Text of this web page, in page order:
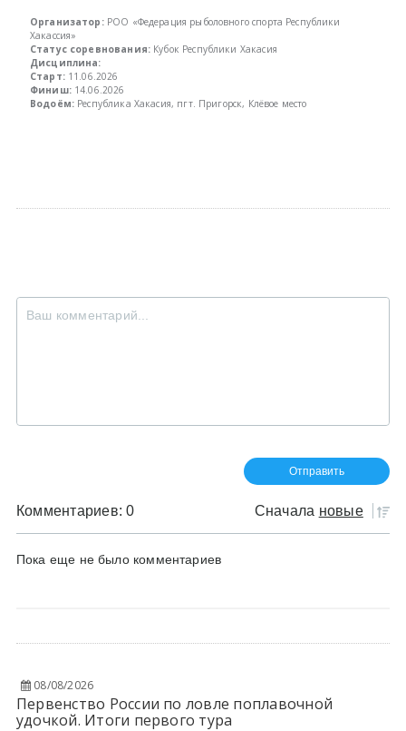
Организатор:РОО «Федерация рыболовного спорта Республики
Хакассия»
Статус соревнования:Кубок Республики Хакасия
Дисциплина:
Старт:11.06.2026
Финиш:14.06.2026
Водоём: Республика Хакасия, пгт. Пригорск, Клёвое место
Комментариев: 0 Сначала новые
Пока еще не было комментариев
08/08/2026
Первенство России по ловле поплавочной
удочкой. Итоги первого тура
Всероссийские правила
Судейские документы